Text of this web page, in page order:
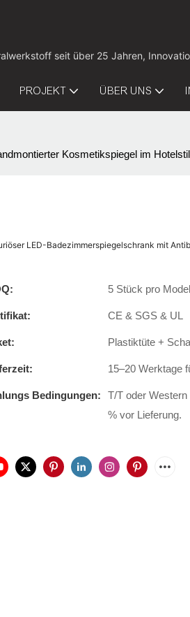
seit über 25 Jahren,
PROJEKT ÜBER UNS
Kosmetikspiegel im Hotelstil
LED-Badezimmerspiegelschrank mit
5 Stück pro
CE & SGS & UL
Plastiktüte +
15–20 Werktage
Bedingungen:
T/T oder
% vor Lieferung.